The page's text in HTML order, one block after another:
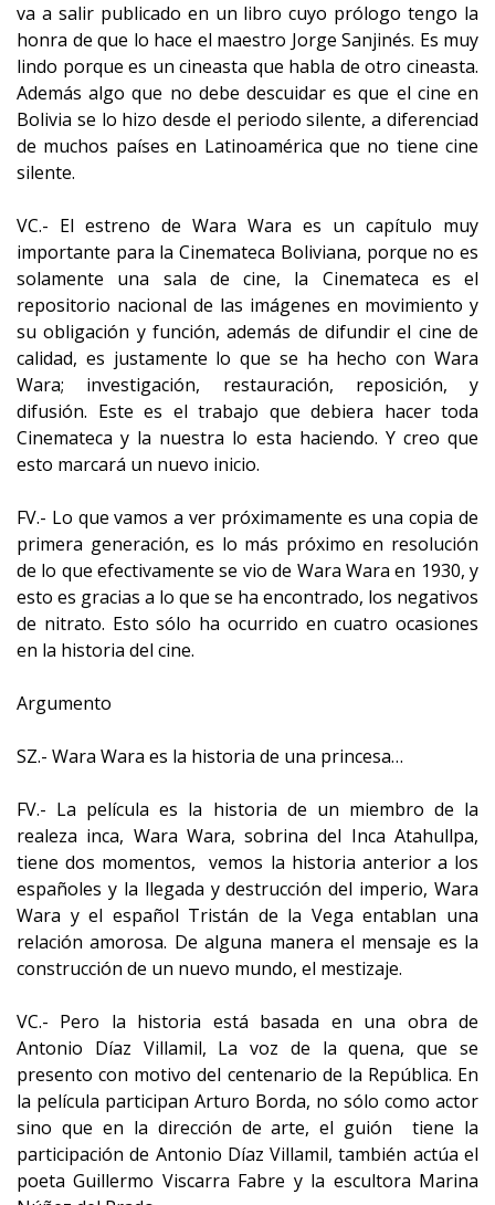
va a salir publicado en un libro cuyo prólogo tengo la
honra de que lo hace el maestro Jorge Sanjinés. Es muy
lindo porque es un cineasta que habla de otro cineasta.
Además algo que no debe descuidar es que el cine en
Bolivia se lo hizo desde el periodo silente, a diferenciad
de muchos países en Latinoamérica que no tiene cine
silente.
VC.- El estreno de Wara Wara es un capítulo muy
importante para la Cinemateca Boliviana, porque no es
solamente una sala de cine, la Cinemateca es el
repositorio nacional de las imágenes en movimiento y
su obligación y función, además de difundir el cine de
calidad, es justamente lo que se ha hecho con Wara
Wara; investigación, restauración, reposición, y
difusión. Este es el trabajo que debiera hacer toda
Cinemateca y la nuestra lo esta haciendo. Y creo que
esto marcará un nuevo inicio.
FV.- Lo que vamos a ver próximamente es una copia de
primera generación, es lo más próximo en resolución
de lo que efectivamente se vio de Wara Wara en 1930, y
esto es gracias a lo que se ha encontrado, los negativos
de nitrato. Esto sólo ha ocurrido en cuatro ocasiones
en la historia del cine.
Argumento
SZ.- Wara Wara es la historia de una princesa…
FV.- La película es la historia de un miembro de la
realeza inca, Wara Wara, sobrina del Inca Atahullpa,
tiene dos momentos, vemos la historia anterior a los
españoles y la llegada y destrucción del imperio, Wara
Wara y el español Tristán de la Vega entablan una
relación amorosa. De alguna manera el mensaje es la
construcción de un nuevo mundo, el mestizaje.
VC.- Pero la historia está basada en una obra de
Antonio Díaz Villamil, La voz de la quena, que se
presento con motivo del centenario de la República. En
la película participan Arturo Borda, no sólo como actor
sino que en la dirección de arte, el guión tiene la
participación de Antonio Díaz Villamil, también actúa el
poeta Guillermo Viscarra Fabre y la escultora Marina